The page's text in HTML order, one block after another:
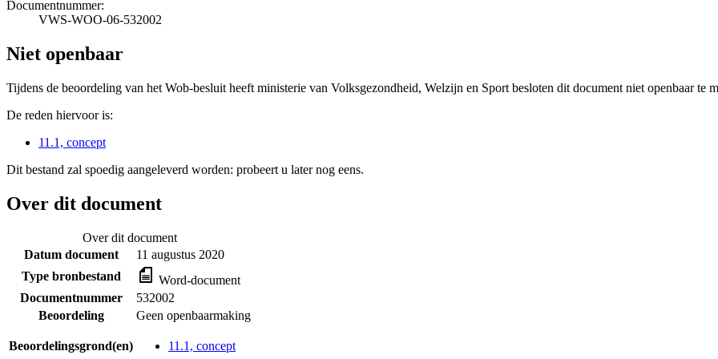
Documentnummer:
VWS-WOO-06-532002
Niet openbaar
Tijdens de beoordeling van het Wob-besluit heeft ministerie van Volksgezondheid, Welzijn en Sport besloten dit document niet openbaar te
De reden hiervoor is:
11.1, concept
Dit bestand zal spoedig aangeleverd worden: probeert u later nog eens.
Over dit document
Over dit document
Datum document
11 augustus 2020
Type bronbestand
Word-document
Documentnummer
532002
Beoordeling
Geen openbaarmaking
Beoordelingsgrond(en) 11.1, concept